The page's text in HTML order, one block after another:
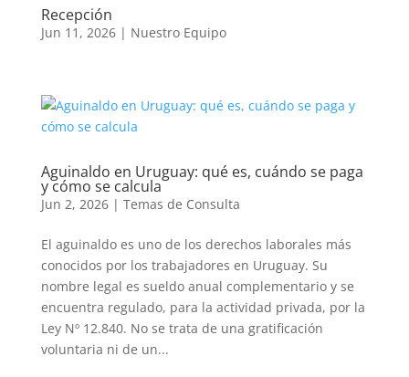
Recepción
Jun 11, 2026| Nuestro Equipo
Aguinaldo en Uruguay: qué es, cuándo se paga
y cómo se calcula
Jun 2, 2026| Temas de Consulta
El aguinaldo es uno de los derechos laborales más
conocidos por los trabajadores en Uruguay. Su
nombre legal es sueldo anual complementario y se
encuentra regulado, para la actividad privada, por la
Ley Nº 12.840. No se trata de una gratificación
voluntaria ni de un...